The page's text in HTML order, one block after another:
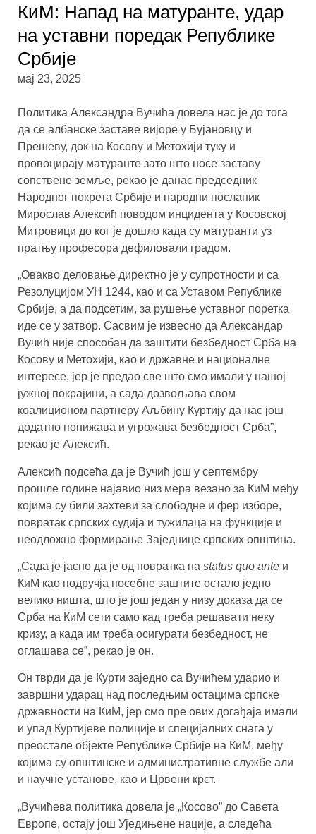
КиМ: Напад на матуранте, удар
на уставни поредак Републике
Србије
мај 23, 2025
Политика Александра Вучића довела нас је до тога
да се албанске заставе вијоре у Бујановцу и
Прешеву, док на Косову и Метохији туку и
провоцирају матуранте зато што носе заставу
сопствене земље, рекао је данас председник
Народног покрета Србије и народни посланик
Мирослав Алексић поводом инцидента у Косовској
Митровици до ког је дошло када су матуранти уз
пратњу професора дефиловали градом.
„Овакво деловање директно је у супротности и са
Резолуцијом УН 1244, као и са Уставом Републике
Србије, а да подсетим, за рушење уставног поретка
иде се у затвор. Сасвим је извесно да Александар
Вучић није способан да заштити безбедност Срба на
Косову и Метохији, као и државне и националне
интересе, јер је предао све што смо имали у нашој
јужној покрајини, а сада дозвољава свом
коалиционом партнеру Аљбину Куртију да нас још
додатно понижава и угрожава безбедност Срба”,
рекао је Алексић.
Алексић подсећа да је Вучић још у септембру
прошле године најавио низ мера везано за КиМ међу
којима су били захтеви за слободне и фер изборе,
повратак српских судија и тужилаца на функције и
неодложно формирање Заједнице српских општина.
„Сада је јасно да је од повратка на status quo ante и
КиМ као подручја посебне заштите остало једно
велико ништа, што је још један у низу доказа да се
Срба на КиМ сети само кад треба решавати неку
кризу, а када им треба осигурати безбедност, не
оглашава се”, рекао је он.
Он тврди да је Курти заједно са Вучићем ударио и
завршни ударац над последњим остацима српске
државности на КиМ, јер смо пре ових догађаја имали
и упад Куртијеве полиције и специјалних снага у
преостале објекте Републике Србије на КиМ, међу
којима су општинске и административне службе али
и научне установе, као и Црвени крст.
„Вучићева политика довела је „Косово” до Савета
Европе, остају још Уједињене нације, а следећа